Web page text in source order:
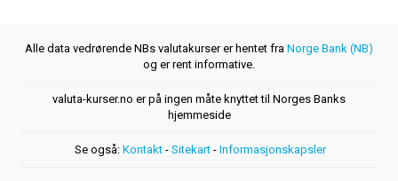
Alle data vedrørende NBs valutakurser er hentet fra Norge Bank (NB)
og er rent informative.
valuta-kurser.no er på ingen måte knyttet til Norges Banks
hjemmeside
Se også: Kontakt - Sitekart - Informasjonskapsler